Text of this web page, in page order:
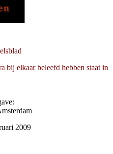
bij elkaar beleefd hebben staat in
2009